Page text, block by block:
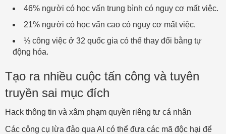
46% người có học vấn trung bình có nguy cơ mất việc.
21% người có học vấn cao có nguy cơ mất việc.
⅓ công việc ở 32 quốc gia có thể thay đổi bằng tự
động hóa.
Tạo ra nhiều cuộc tấn công và tuyên
truyền sai mục đích
Hack thông tin và xâm phạm quyền riêng tư cá nhân
Các công cụ lừa đảo qua AI có thể đưa các mã độc hại để